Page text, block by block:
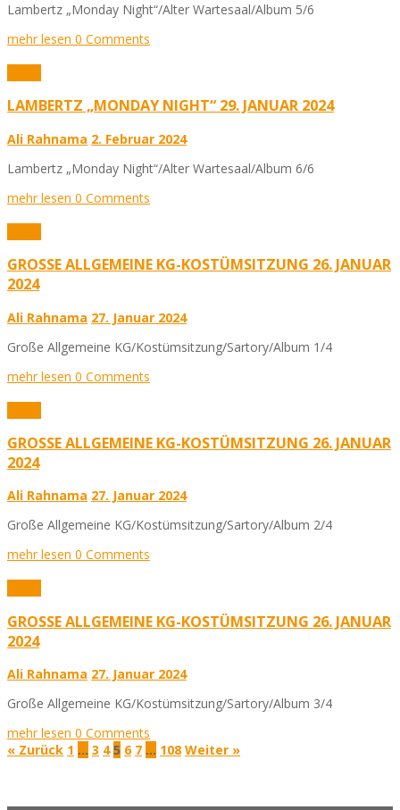
Lambertz „Monday Night“/Alter Wartesaal/Album 5/6
mehr lesen 0 Comments
LAMBERTZ „MONDAY NIGHT“ 29. JANUAR 2024
Ali Rahnama 2. Februar 2024
Lambertz „Monday Night“/Alter Wartesaal/Album 6/6
mehr lesen 0 Comments
GROSSE ALLGEMEINE KG-KOSTÜMSITZUNG 26. JANUAR 2
024
Ali Rahnama 27. Januar 2024
Große Allgemeine KG/Kostümsitzung/Sartory/Album 1/4
mehr lesen 0 Comments
GROSSE ALLGEMEINE KG-KOSTÜMSITZUNG 26. JANUAR 2
024
Ali Rahnama 27. Januar 2024
Große Allgemeine KG/Kostümsitzung/Sartory/Album 2/4
mehr lesen 0 Comments
GROSSE ALLGEMEINE KG-KOSTÜMSITZUNG 26. JANUAR 2
024
Ali Rahnama 27. Januar 2024
Große Allgemeine KG/Kostümsitzung/Sartory/Album 3/4
mehr lesen 0 Comments
« Zurück 1 … 3 4 5 6 7 … 108 Weiter »